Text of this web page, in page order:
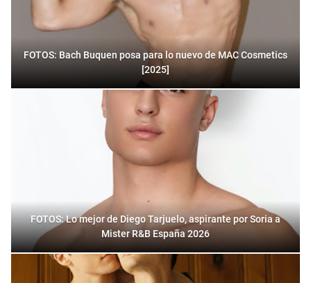
FOTOS: Bach Buquen posa para lo nuevo de MAC Cosmetics
[2025]
FOTOS: Lo mejor de Diego Tarjuelo, aspirante por Soria a
Mister R&B España 2026